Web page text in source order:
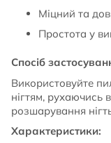
Міцний та
Простота у
Спосіб
Використовуйте
нігтям, рухаючись
розшарування
Характеристики: